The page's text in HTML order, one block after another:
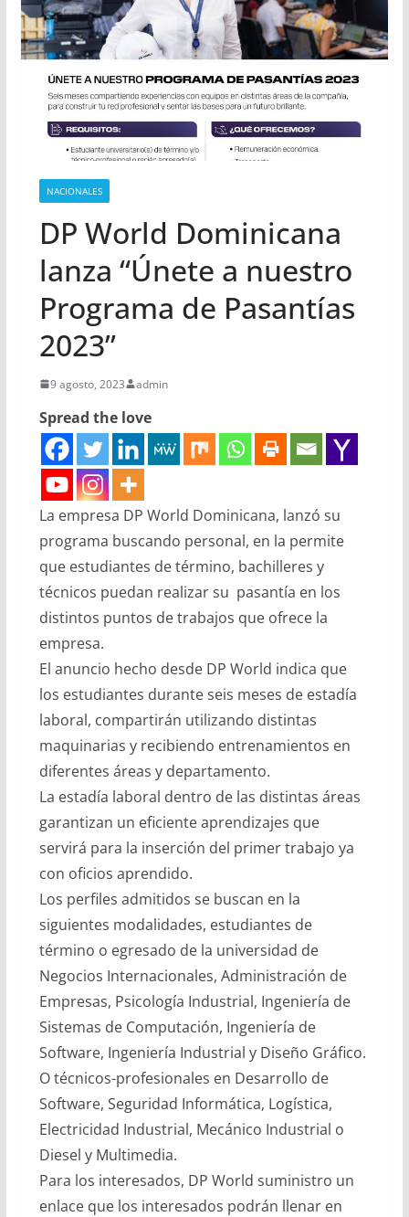
NACIONALES
DP World Dominicana
lanza “Únete a nuestro
Programa de Pasantías
2023”
9 agosto, 2023 admin
Spread the love
La empresa DP World Dominicana, lanzó su
programa buscando personal, en la permite
que estudiantes de término, bachilleres y
técnicos puedan realizar su pasantía en los
distintos puntos de trabajos que ofrece la
empresa.
El anuncio hecho desde DP World indica que
los estudiantes durante seis meses de estadía
laboral, compartirán utilizando distintas
maquinarias y recibiendo entrenamientos en
diferentes áreas y departamento.
La estadía laboral dentro de las distintas áreas
garantizan un eficiente aprendizajes que
servirá para la inserción del primer trabajo ya
con oficios aprendido.
Los perfiles admitidos se buscan en la
siguientes modalidades, estudiantes de
término o egresado de la universidad de
Negocios Internacionales, Administración de
Empresas, Psicología Industrial, Ingeniería de
Sistemas de Computación, Ingeniería de
Software, Ingeniería Industrial y Diseño Gráfico.
O técnicos-profesionales en Desarrollo de
Software, Seguridad Informática, Logística,
Electricidad Industrial, Mecánico Industrial o
Diesel y Multimedia.
Para los interesados, DP World suministro un
enlace que los interesados podrán llenar en